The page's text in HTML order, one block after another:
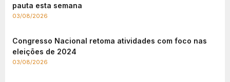
pauta esta semana
03/08/2026
Congresso Nacional retoma atividades com foco nas
eleições de 2024
03/08/2026